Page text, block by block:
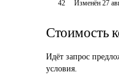
42 Изменён27
Стоимость
Идёт запрос
условия.